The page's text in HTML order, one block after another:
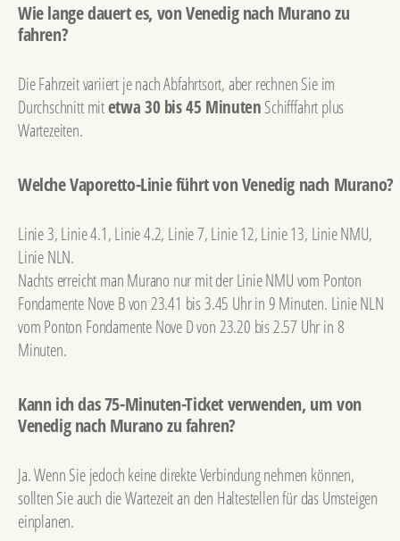
Wie lange dauert es, von Venedig nach Murano zu
fahren?
Die Fahrzeit variiert je nach Abfahrtsort, aber rechnen Sie im
Durchschnitt mitetwa 30 bis 45 MinutenSchifffahrt plus
Wartezeiten.
Welche Vaporetto-Linie führt von Venedig nach Murano?
Linie 3, Linie 4.1, Linie 4.2, Linie 7, Linie 12, Linie 13, Linie NMU,
Linie NLN.
Nachts erreicht man Murano nur mit der Linie NMU vom Ponton
Fondamente Nove B von 23.41 bis 3.45 Uhr in 9 Minuten. Linie NLN
vom Ponton Fondamente Nove D von 23.20 bis 2.57 Uhr in 8
Minuten.
Kann ich das 75-Minuten-Ticket verwenden, um von
Venedig nach Murano zu fahren?
Ja. Wenn Sie jedoch keine direkte Verbindung nehmen können,
sollten Sie auch die Wartezeit an den Haltestellen für das Umsteigen
einplanen.